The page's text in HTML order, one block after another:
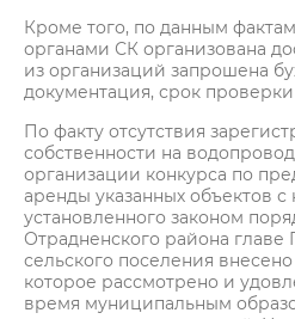
Кроме того, по данным
органами СК организована
из организаций запрошена
документация, срок проверки
По факту отсутствия
собственности на
организации конкурса по
аренды указанных объектов
установленного законом
Отрадненского района главе
сельского поселения
которое рассмотрено и
время муниципальным